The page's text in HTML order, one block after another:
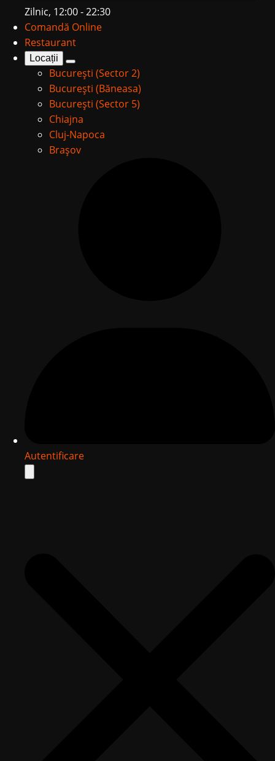
Zilnic, 12:00 - 22:30
Comandă Online
Restaurant
Locații
București (Sector 2)
București (Băneasa)
București (Sector 5)
Chiajna
Cluj-Napoca
Brașov
Autentificare